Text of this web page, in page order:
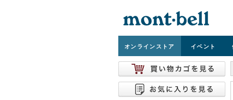
オンラインストア イベント